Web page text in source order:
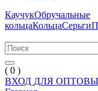
КаучукОбручальные
кольцаКольцаСерьги
( 0 )
ВХОД ДЛЯ